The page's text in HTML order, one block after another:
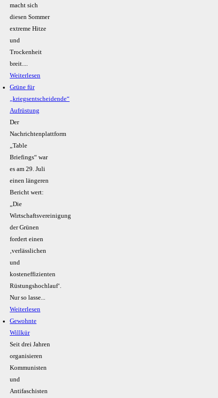
macht sich
diesen Sommer
extreme Hitze
und
Trockenheit
breit....
Weiterlesen
Grüne für
„kriegsentscheidende“
Aufrüstung
Der
Nachrichtenplattform
„Table
Briefings“ war
es am 29. Juli
einen längeren
Bericht wert:
„Die
Wirtschaftsvereinigung
der Grünen
fordert einen
‚verlässlichen
und
kosteneffizienten
Rüstungshochlauf‘.
Nur so lasse...
Weiterlesen
Gewohnte
Willkür
Seit drei Jahren
organisieren
Kommunisten
und
Antifaschisten